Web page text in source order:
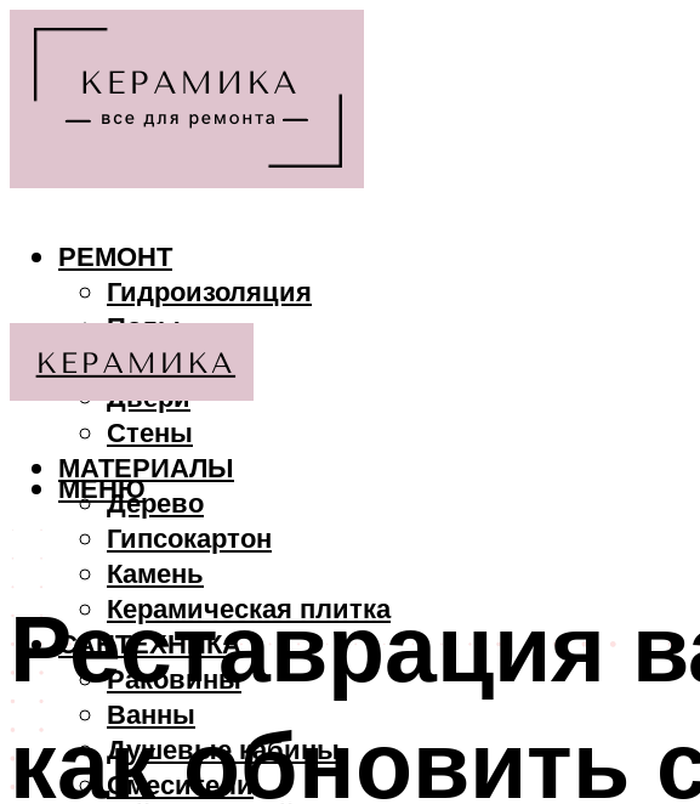
РЕМОНТ
Гидроизоляция
Полы
Потолки
Двери
Стены
МАТЕРИАЛЫ
Дерево
Гипсокартон
Камень
Керамическая плитка
САНТЕХНИКА
Раковины
Ванны
Душевые кабины
Смесители
МЕНЮ
Реставрация
как обновить